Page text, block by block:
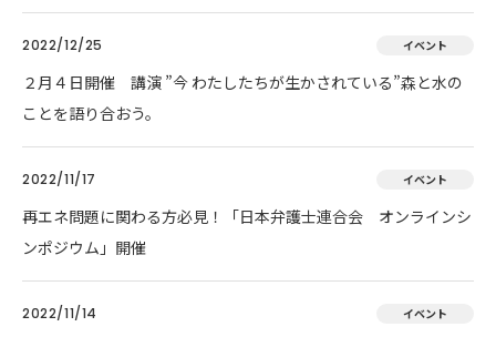
2022/12/25 イベント
２月４日開催 講演 ”今 わたしたちが生かされている”森と水の
ことを語り合おう。
2022/11/17 イベント
再エネ問題に関わる方必見！「日本弁護士連合会 オンラインシ
ンポジウム」開催
2022/11/14 イベント